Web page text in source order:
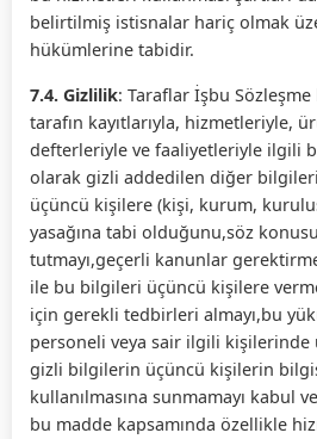
belirtilmiş istisnalar hariç olmak
hükümlerine tabidir.
7.4. Gizlilik: Taraflar İşbu
tarafın kayıtlarıyla, hizmetleriyle,
defterleriyle ve faaliyetleriyle ilgili
olarak gizli addedilen diğer
üçüncü kişilere (kişi, kurum,
yasağına tabi olduğunu,söz
tutmayı,geçerli kanunlar
ile bu bilgileri üçüncü kişilere
için gerekli tedbirleri almayı,bu
personeli veya sair ilgili kişilerinde
gizli bilgilerin üçüncü kişilerin
kullanılmasına sunmamayı kabul
bu madde kapsamında özellikle